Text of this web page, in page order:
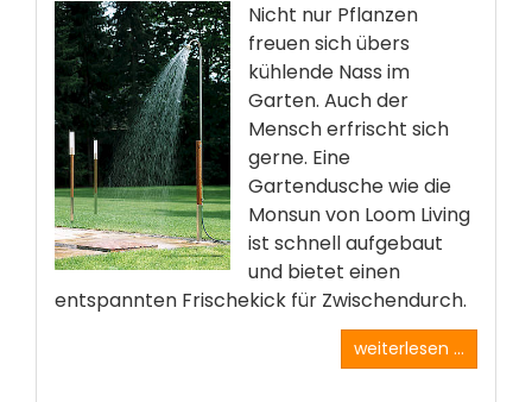
Nicht nur Pflanzen
freuen sich übers
kühlende Nass im
Garten. Auch der
Mensch erfrischt sich
gerne. Eine
Gartendusche wie die
Monsun von Loom Living
ist schnell aufgebaut
und bietet einen
entspannten Frischekick für Zwischendurch.
weiterlesen ...